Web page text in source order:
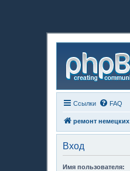
Ссылки FAQ
ремонт
Вход
Имя пользователя: